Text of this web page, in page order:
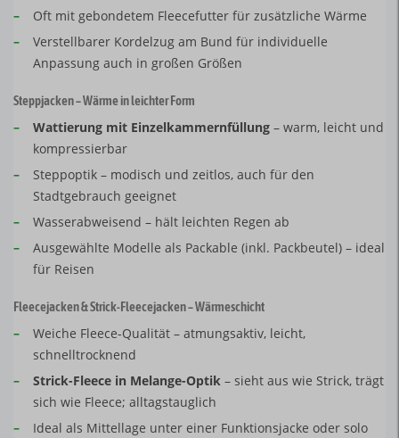
–
Oft mit gebondetem Fleecefutter für zusätzliche Wärme
–
Verstellbarer Kordelzug am Bund für individuelle
Anpassung auch in großen Größen
Steppjacken – Wärme in leichter Form
– Wattierung mit Einzelkammernfüllung – warm, leicht und
kompressierbar
–
Steppoptik – modisch und zeitlos, auch für den
Stadtgebrauch geeignet
–
Wasserabweisend – hält leichten Regen ab
–
Ausgewählte Modelle als Packable (inkl. Packbeutel) – ideal
für Reisen
Fleecejacken & Strick-Fleecejacken – Wärmeschicht
–
Weiche Fleece-Qualität – atmungsaktiv, leicht,
schnelltrocknend
–
Strick-Fleece in Melange-Optik – sieht aus wie Strick, trägt
sich wie Fleece; alltagstauglich
–
Ideal als Mittellage unter einer Funktionsjacke oder solo